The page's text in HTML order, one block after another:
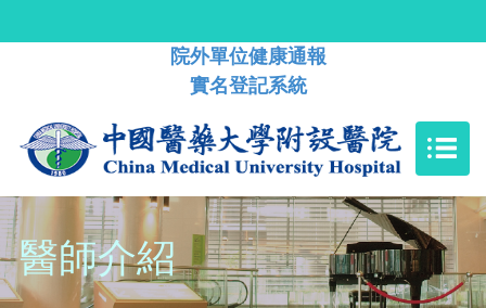
院外單位健康通報
實名登記系統
醫師介紹